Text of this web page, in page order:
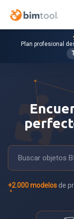
Plan profesional

+150.000
+2.000 modelos de